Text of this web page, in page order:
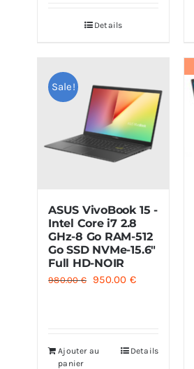
Details
Sale!
ASUS VivoBook 15 -
Intel Core i7 2.8
GHz-8 Go RAM-512
Go SSD NVMe-15.6″
Full HD-NOIR
980.00€
Le
980.00 €.
950.00 €Le
950.00 €.
Ajouter au
panier
Details